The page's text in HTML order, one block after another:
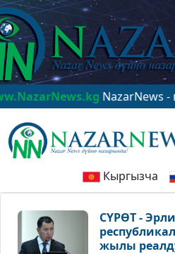
NazarNews - в центре
Кыргызча
СҮРӨТ -
жылы